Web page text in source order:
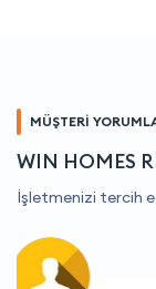
MÜŞTERİ
WIN HOMES
İşletmenizi tercih